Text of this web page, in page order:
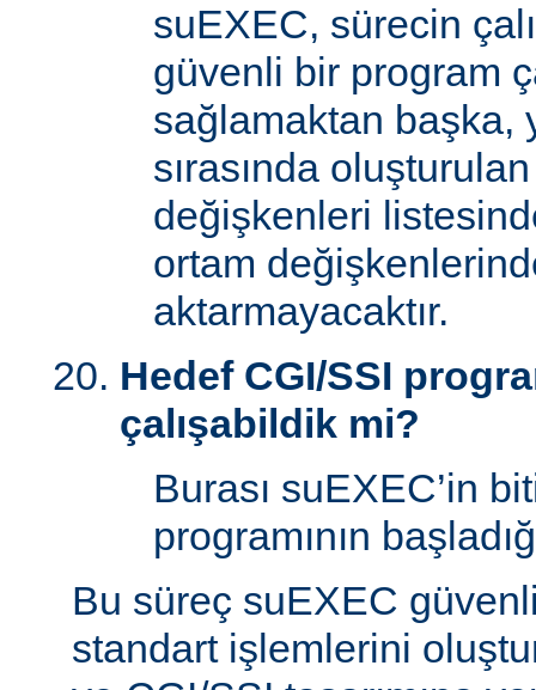
suEXEC, sürecin
güvenli bir program
sağlamaktan başka,
sırasında
değişkenleri
ortam
aktarmayacaktır.
Hedef CGI/SSI
çalışabildik mi?
Burası suEXEC’in
programının
Bu süreç suEXEC
standart işlemlerini